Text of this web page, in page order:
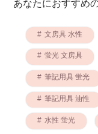
あなたにおすすめ
文房具 水性
蛍光 文房具
筆記用具 蛍光
筆記用具 油性
水性 蛍光